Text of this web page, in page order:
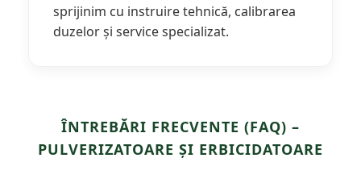
sprijinim cu instruire tehnică, calibrarea
duzelor și service specializat.
ÎNTREBĂRI FRECVENTE (FAQ) –
PULVERIZATOARE ȘI ERBICIDATOARE